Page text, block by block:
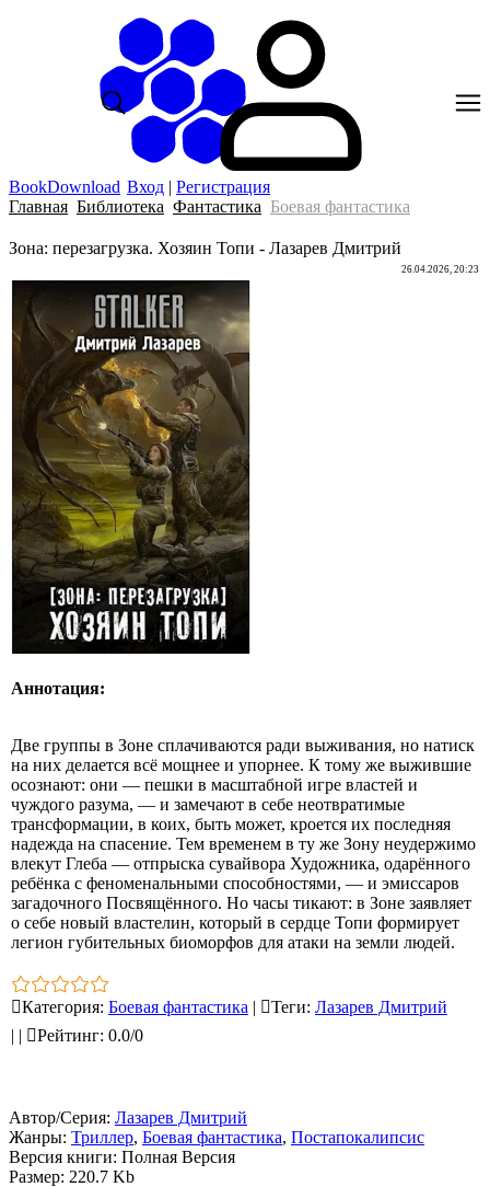
BookDownload Вход | Регистрация
Главная Библиотека Фантастика Боевая фантастика
Зона: перезагрузка. Хозяин Топи - Лазарев Дмитрий
26.04.2026, 20:23
Аннотация:
Две группы в Зоне сплачиваются ради выживания, но натиск
на них делается всё мощнее и упорнее. К тому же выжившие
осознают: они — пешки в масштабной игре властей и
чуждого разума, — и замечают в себе неотвратимые
трансформации, в коих, быть может, кроется их последняя
надежда на спасение. Тем временем в ту же Зону неудержимо
влекут Глеба — отпрыска сувайвора Художника, одарённого
ребёнка с феноменальными способностями, — и эмиссаров
загадочного Посвящённого. Но часы тикают: в Зоне заявляет
о себе новый властелин, который в сердце Топи формирует
легион губительных биоморфов для атаки на земли людей.
Категория: Боевая фантастика | Теги: Лазарев Дмитрий
| | Рейтинг: 0.0/0
Автор/Серия: Лазарев Дмитрий
Жанры: Триллер, Боевая фантастика, Постапокалипсис
Версия книги: Полная Версия
Размер: 220.7 Kb